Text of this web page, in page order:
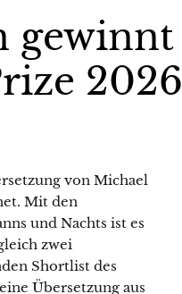
gewinnt
2026
von Michael
Mit den
und Nachts ist es
zwei
Shortlist des
Übersetzung aus